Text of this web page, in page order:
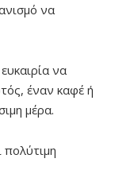
να
να
έναν καφέ ή
μέρα.